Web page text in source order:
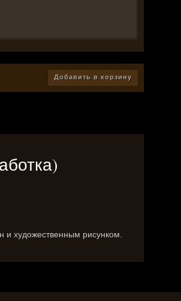
Добавить в корзину
и художественным рисунком.